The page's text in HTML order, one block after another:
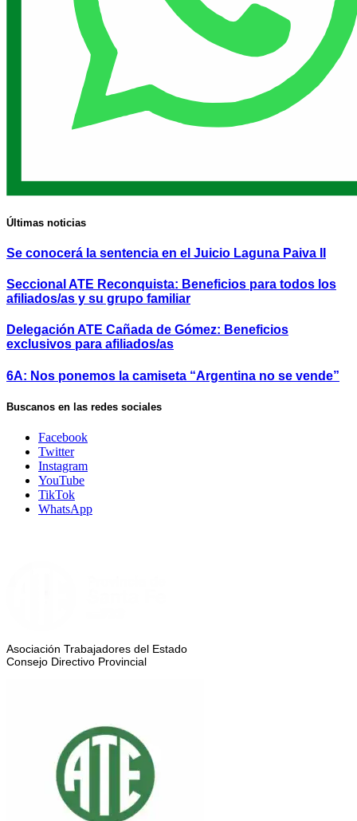
Últimas noticias
Se conocerá la sentencia en el Juicio Laguna Paiva II
Seccional ATE Reconquista: Beneficios para todos los
afiliados/as y su grupo familiar
Delegación ATE Cañada de Gómez: Beneficios
exclusivos para afiliados/as
6A: Nos ponemos la camiseta “Argentina no se vende”
Buscanos en las redes sociales
Facebook
Twitter
Instagram
YouTube
TikTok
WhatsApp
Asociación Trabajadores del Estado
Consejo Directivo Provincial